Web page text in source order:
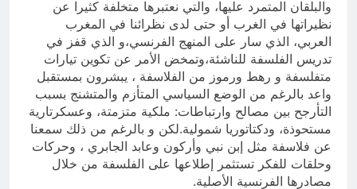
والبلقان المتمرد عليها، والتي نعتبرها متخلفة كثيرا عن
نظيراتها في الغرب أو حتى لدى نظرائنا في المغرب
العربي، الذي سار على المنهج الفرنسي،و الذي قفز في
تدريس الفلسفة للناشئة،وتمخض الأمر عن تكوين تيارات
متفلسفة و رهط ورموز من الفلاسفة ، يبشرون بمستقبل
واعد بالرغم من الوضع السياسي المتأزم والمتشنج بسبب
التأرجح بين مصالح وارتباطات: ملكية متزمتة، وعسكرتارية
مستحوذة، ودكتاتوريا شمولية.لكن و بالرغم من ذلك سمعنا
عن فلاسفة مثل إبن نبي وأركون وعابد الجابري ، وحركات
وحلقات للفكر تستثمر إطلاعها على الفلسفة من خلال
مصادرها الفرنسية الأصلية.